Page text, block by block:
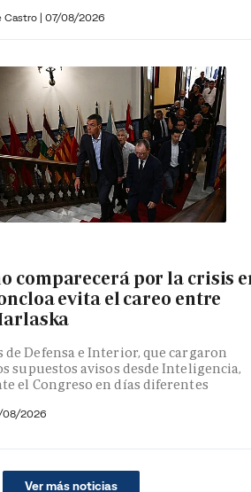
Castro | 07/08/2026
comparecerá por la crisis
evita el careo entre
Defensa e Interior, que cargaron
supuestos avisos desde Inteligencia,
el Congreso en días diferentes
08/2026
Ver más noticias